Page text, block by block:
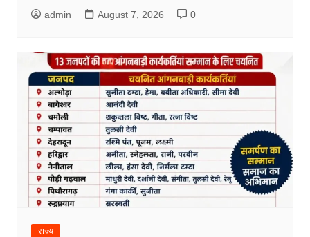
admin August 7, 2026 0
राज्य